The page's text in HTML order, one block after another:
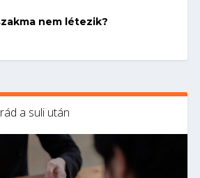
nem létezik?
a suli után